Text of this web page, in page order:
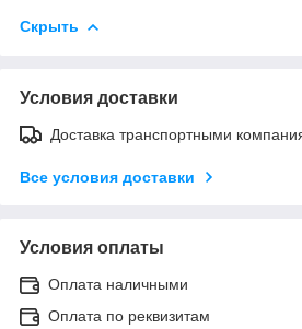
Скрыть
Условия доставки
Доставка транспортными
Все условия доставки
Условия оплаты
Оплата наличными
Оплата по реквизитам